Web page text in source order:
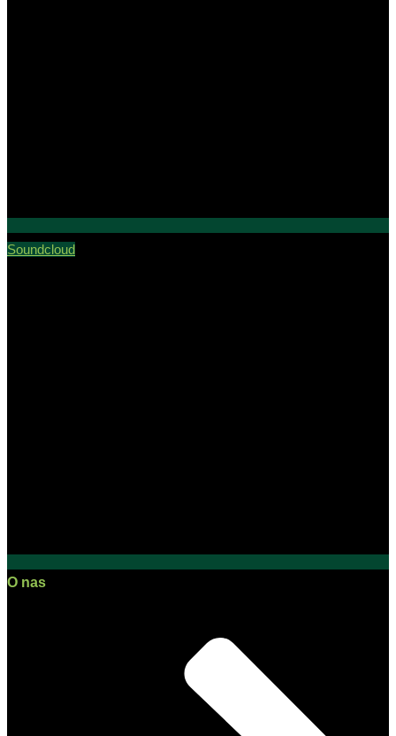
Soundcloud
O nas